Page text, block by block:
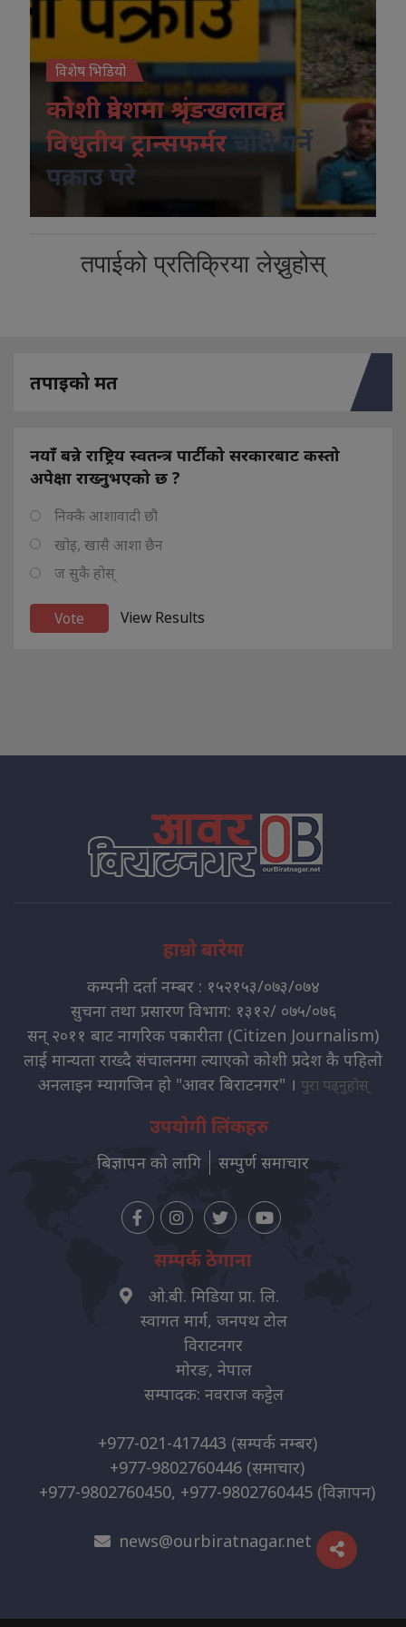
विशेष भिडियो
कोशी प्रदेशमा श्रृंङखलावद्व
विधुतीय ट्रान्सफर्मर
चोरी गर्ने
पक्राउ परे
तपाईको प्रतिक्रिया लेख्नुहोस्
तपाइको मत
नयाँ बन्ने राष्ट्रिय स्वतन्त्र पार्टीको सरकारबाट कस्तो
अपेक्षा राख्नुभएको छ ?
निक्कै आशावादी छौ
खोइ, खासै आशा छैन
ज सुकै होस्
View Results
हाम्रो बारेमा
कम्पनी दर्ता नम्बर : १५२१५३/०७३/०७४
सुचना तथा प्रसारण विभाग: १३१२/ ०७५/०७६
सन् २०११ बाट नागरिक पत्रकारीता (Citizen Journalism)
लाई मान्यता राख्दै संचालनमा ल्याएको कोशी प्रदेश कै पहिलो
अनलाइन म्यागजिन हो "आवर बिराटनगर" । पुरा पढ्नुहोस्
उपयोगी लिंकहरु
बिज्ञापन को लागि सम्पुर्ण समाचार
सम्पर्क ठेगाना
ओ.बी. मिडिया प्रा. लि.
स्वागत मार्ग, जनपथ टोल
विराटनगर
मोरङ, नेपाल
सम्पादक: नवराज कट्टेल
+977-021-417443 (सम्पर्क नम्बर)
+977-9802760446 (समाचार)
+977-9802760450, +977-9802760445 (विज्ञापन)
news@ourbiratnagar.net